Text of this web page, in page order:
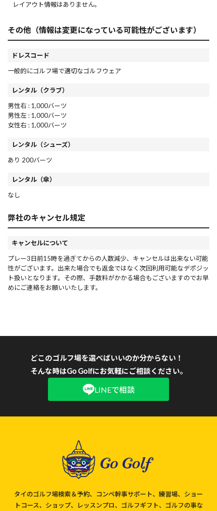
レイアウト情報はありません。
その他（情報は変更になっている可能性がございます）
ドレスコード
一般的にゴルフ場で適切なゴルフウェア
レンタル（クラブ）
男性右 : 1,000バーツ
男性左 : 1,000バーツ
女性右 : 1,000バーツ
レンタル（シューズ）
あり 200バーツ
レンタル（傘）
なし
弊社のキャンセル規定
キャンセルについて
プレー3日前15時を過ぎてからの人数減少、キャンセルは出来ない可能
性がございます。出来た場合でも返金ではなく次回利用可能なデポジッ
ト扱いとなります。その際、手数料がかかる場合もございますのでお早
めにご連絡をお願いいたします。
どこのゴルフ場を選べばいいのか分からない！
そんな時はGo Golfにお気軽にご相談ください。
LINEで相談
タイのゴルフ場検索＆予約、コンペ幹事サポート、練習場、ショー
トコース、ショップ、レッスンプロ、ゴルフギフト、ゴルフの事な